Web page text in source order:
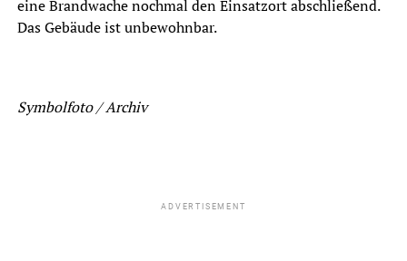
eine Brandwache nochmal den Einsatzort abschließend.
Das Gebäude ist unbewohnbar.
Symbolfoto / Archiv
ADVERTISEMENT